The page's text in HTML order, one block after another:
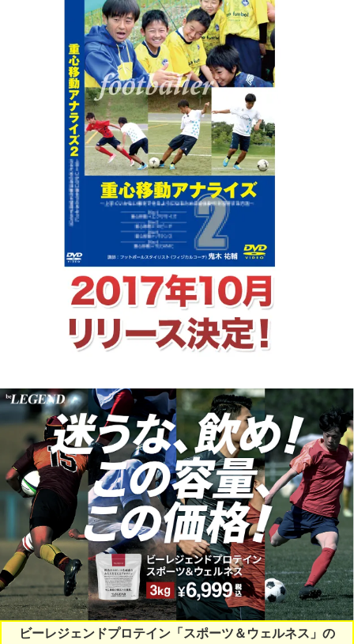
ビーレジェンドプロテイン「スポーツ＆ウェルネス」の